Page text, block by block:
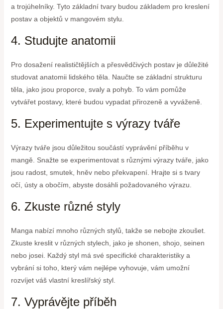
a trojúhelníky. Tyto základní tvary budou základem pro kreslení
postav a objektů v mangovém stylu.
4. Studujte anatomii
Pro dosažení realističtějších a přesvědčivých postav je důležité
studovat anatomii lidského těla. Naučte se základní strukturu
těla, jako jsou proporce, svaly a pohyb. To vám pomůže
vytvářet postavy, které budou vypadat přirozeně a vyváženě.
5. Experimentujte s výrazy tváře
Výrazy tváře jsou důležitou součástí vyprávění příběhu v
mangě. Snažte se experimentovat s různými výrazy tváře, jako
jsou radost, smutek, hněv nebo překvapení. Hrajte si s tvary
očí, ústy a obočím, abyste dosáhli požadovaného výrazu.
6. Zkuste různé styly
Manga nabízí mnoho různých stylů, takže se nebojte zkoušet.
Zkuste kreslit v různých stylech, jako je shonen, shojo, seinen
nebo josei. Každý styl má své specifické charakteristiky a
vybrání si toho, který vám nejlépe vyhovuje, vám umožní
rozvíjet váš vlastní kreslířský styl.
7. Vyprávějte příběh